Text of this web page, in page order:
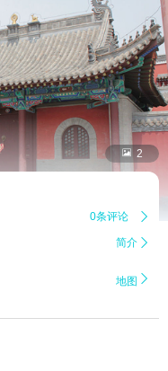
 2
0条评论 
简介 
地图 